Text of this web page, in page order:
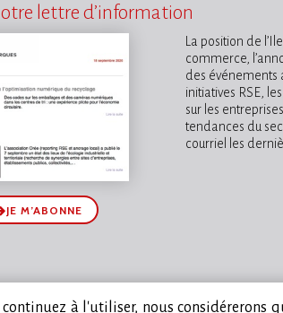
lettre d’information
JE M’ABONNE
La position de
commerce,
des événements
initiatives RSE,
sur les
tendances du
courriel les
à l'utiliser, nous considérerons